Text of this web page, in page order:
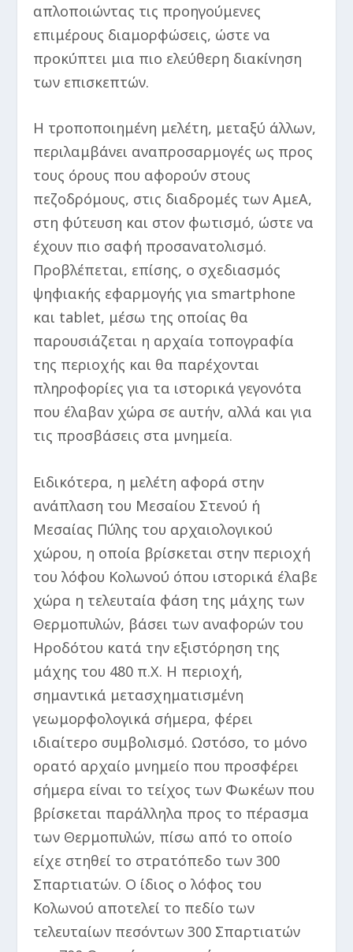
απλοποιώντας τις προηγούμενες
επιμέρους διαμορφώσεις, ώστε να
προκύπτει μια πιο ελεύθερη διακίνηση
των επισκεπτών.
Η τροποποιημένη μελέτη, μεταξύ άλλων,
περιλαμβάνει αναπροσαρμογές ως προς
τους όρους που αφορούν στους
πεζοδρόμους, στις διαδρομές των ΑμεΑ,
στη φύτευση και στον φωτισμό, ώστε να
έχουν πιο σαφή προσανατολισμό.
Προβλέπεται, επίσης, ο σχεδιασμός
ψηφιακής εφαρμογής για smartphone
και tablet, μέσω της οποίας θα
παρουσιάζεται η αρχαία τοπογραφία
της περιοχής και θα παρέχονται
πληροφορίες για τα ιστορικά γεγονότα
που έλαβαν χώρα σε αυτήν, αλλά και για
τις προσβάσεις στα μνημεία.
Ειδικότερα, η μελέτη αφορά στην
ανάπλαση του Μεσαίου Στενού ή
Μεσαίας Πύλης του αρχαιολογικού
χώρου, η οποία βρίσκεται στην περιοχή
του λόφου Κολωνού όπου ιστορικά έλαβε
χώρα η τελευταία φάση της μάχης των
Θερμοπυλών, βάσει των αναφορών του
Ηροδότου κατά την εξιστόρηση της
μάχης του 480 π.Χ. Η περιοχή,
σημαντικά μετασχηματισμένη
γεωμορφολογικά σήμερα, φέρει
ιδιαίτερο συμβολισμό. Ωστόσο, το μόνο
ορατό αρχαίο μνημείο που προσφέρει
σήμερα είναι το τείχος των Φωκέων που
βρίσκεται παράλληλα προς το πέρασμα
των Θερμοπυλών, πίσω από το οποίο
είχε στηθεί το στρατόπεδο των 300
Σπαρτιατών. Ο ίδιος ο λόφος του
Κολωνού αποτελεί το πεδίο των
τελευταίων πεσόντων 300 Σπαρτιατών